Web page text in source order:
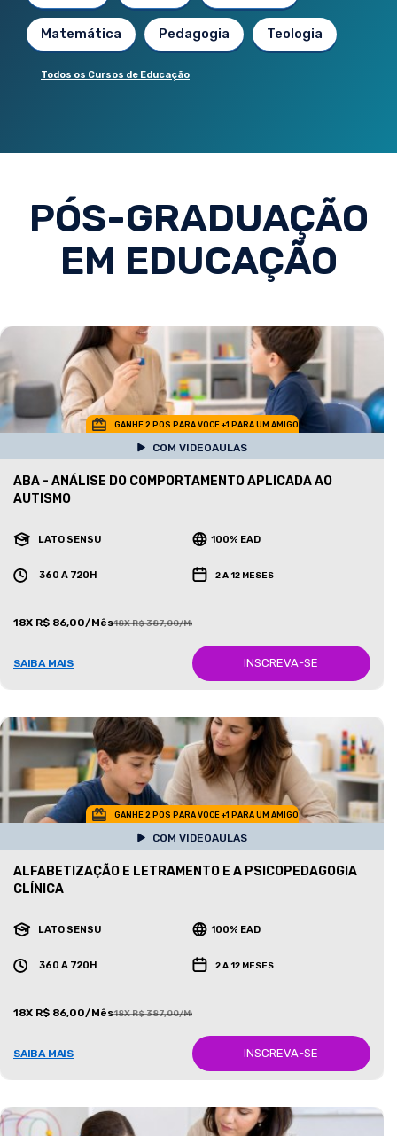
Matemática Pedagogia Teologia
Todos os Cursos de Educação
PÓS-GRADUAÇÃO
EM EDUCAÇÃO
GANHE 2 POS PARA VOCE +1 PARA UM AMIGO
COM VIDEOAULAS
ABA - ANÁLISE DO COMPORTAMENTO APLICADA AO
AUTISMO
LATO SENSU 100% EAD
360 A 720H 2 A 12 MESES
18X R$ 86,00/Mês18X R$ 387,00/Mês
SAIBA MAIS INSCREVA-SE
GANHE 2 POS PARA VOCE +1 PARA UM AMIGO
COM VIDEOAULAS
ALFABETIZAÇÃO E LETRAMENTO E A PSICOPEDAGOGIA
CLÍNICA
LATO SENSU 100% EAD
360 A 720H 2 A 12 MESES
18X R$ 86,00/Mês18X R$ 387,00/Mês
SAIBA MAIS INSCREVA-SE